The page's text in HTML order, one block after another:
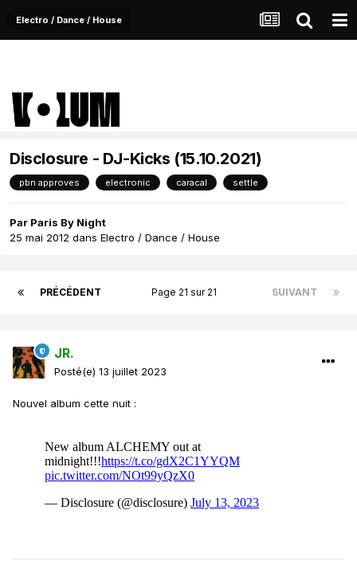
Electro / Dance / House
Disclosure - DJ-Kicks (15.10.2021)
pbn approves electronic caracal settle
Par Paris By Night
25 mai 2012 dans Electro / Dance / House
PRÉCÉDENT SUIVANT
Page 21 sur 21
JR.
Posté(e) 13 juillet 2023
Nouvel album cette nuit :